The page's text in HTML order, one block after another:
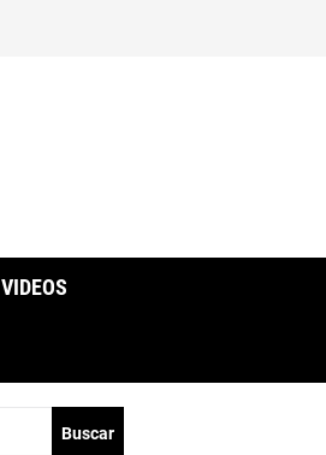
VIDEOS